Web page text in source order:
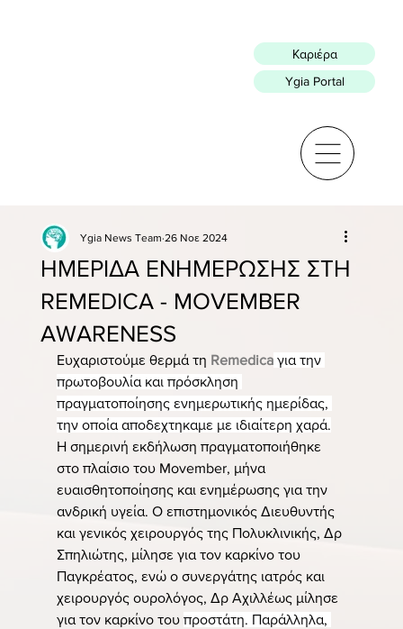
Καριέρα
Ygia Portal
ΗΜΕΡΙΔΑ ΕΝΗΜΕΡΩΣΗΣ ΣΤΗ
REMEDICA - MOVEMBER
AWARENESS
Ygia News Team 26 Νοε 2024
Ευχαριστούμε θερμά τη Remedica για την
πρωτοβουλία και πρόσκληση
πραγματοποίησης ενημερωτικής ημερίδας,
την οποία αποδεχτηκαμε με ιδιαίτερη χαρά.
Η σημερινή εκδήλωση πραγματοποιήθηκε
στο πλαίσιο του Movember, μήνα
ευαισθητοποίησης και ενημέρωσης για την
ανδρική υγεία. Ο επιστημονικός Διευθυντής
και γενικός χειρουργός της Πολυκλινικής, Δρ
Σπηλιώτης, μίλησε για τον καρκίνο του
Παγκρέατος, ενώ ο συνεργάτης ιατρός και
χειρουργός ουρολόγος, Δρ Αχιλλέως μίλησε
για τον καρκίνο του προστάτη. Παράλληλα,